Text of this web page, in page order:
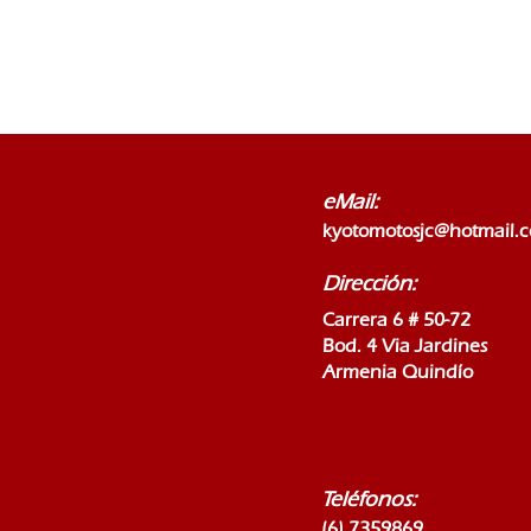
eMail:
Dirección:
Carrera 6 # 50-72
Bod. 4 Via Jardines
Armenia Quindío
Teléfonos: